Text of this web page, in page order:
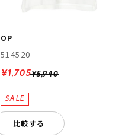
OP
514520
¥5,940
¥1,705
比較する